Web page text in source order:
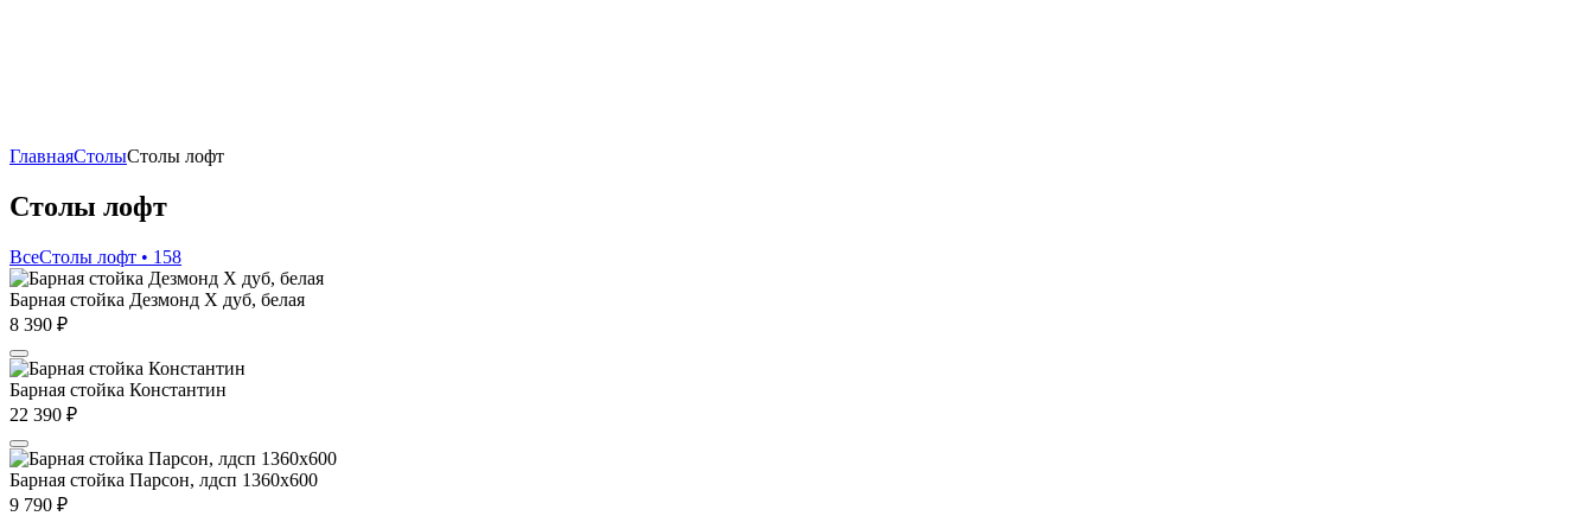
ГлавнаяСтолыСтолы лофт
Столы лофт
ВсеСтолы лофт • 158
Барная стойка Дезмонд Х дуб, белая
8 390 ₽
Барная стойка Константин
22 390 ₽
Барная стойка Парсон, лдсп 1360х600
9 790 ₽